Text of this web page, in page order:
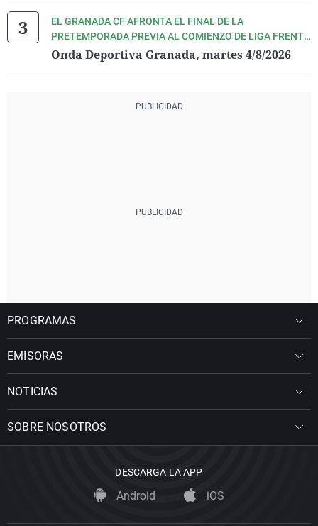
EL GRANADA CF AFRONTA EL FINAL DE LA
PRETEMPORADA PREVIA AL COMIENZO DE LIGA FRENTE
AL REAL OVIEDO. ESCÚCHALO TODO DE LA MANO DE
Onda Deportiva Granada, martes 4/8/2026
PROGRAMAS
EMISORAS
NOTICIAS
SOBRE NOSOTROS
DESCARGA LA APP
Android iOS